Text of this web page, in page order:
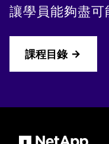
讓學員能夠盡可
課程目錄